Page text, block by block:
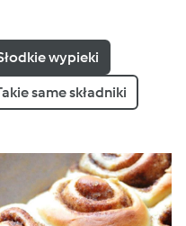
wypieki
same składniki